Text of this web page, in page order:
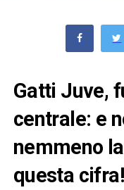
Gatti Juve,
centrale: e
nemmeno
questa